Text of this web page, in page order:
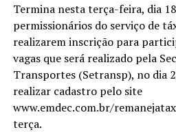
Termina nesta terça-feira, dia
permissionários do serviço de
realizarem inscrição para
vagas que será realizado pela
Transportes (Setransp), no dia
realizar cadastro pelo site
www.emdec.com.br/
terça.